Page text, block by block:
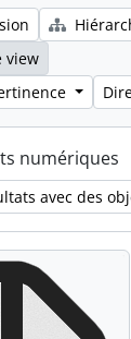
view
numériques
avec des